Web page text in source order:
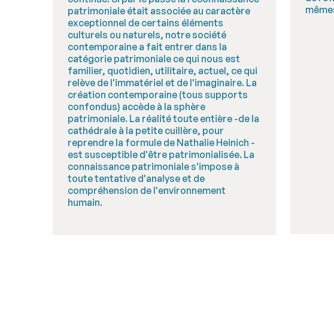
patrimoniale était associée au caractère
exceptionnel de certains éléments
culturels ou naturels, notre société
contemporaine a fait entrer dans la
catégorie patrimoniale ce qui nous est
familier, quotidien, utilitaire, actuel, ce qui
relève de l'immatériel et de l'imaginaire. La
création contemporaine (tous supports
confondus) accède à la sphère
patrimoniale. La réalité toute entière -de la
cathédrale à la petite cuillère, pour
reprendre la formule de Nathalie Heinich -
est susceptible d'être patrimonialisée. La
connaissance patrimoniale s'impose à
toute tentative d'analyse et de
compréhension de l'environnement
humain.